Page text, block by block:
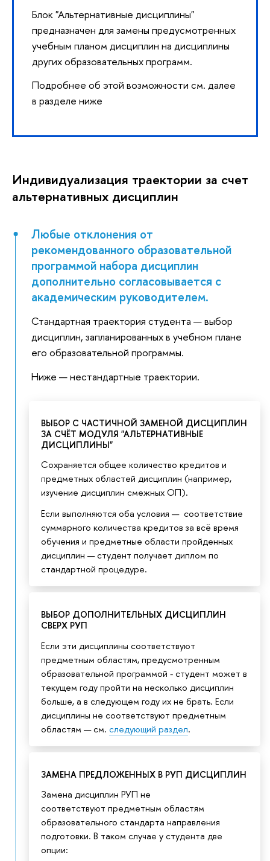
Блок "Альтернативные дисциплины"
предназначен для замены предусмотренных
учебным планом дисциплин на дисциплины
других образовательных программ.
Подробнее об этой возможности см. далее
в разделе ниже
Индивидуализация траектории за счет
альтернативных дисциплин
Любые отклонения от
рекомендованного образовательной
программой набора дисциплин
дополнительно согласовывается с
академическим руководителем.
Стандартная траектория студента — выбор
дисциплин, запланированных в учебном плане
его образовательной программы.
Ниже — нестандартные траектории.
ВЫБОР С ЧАСТИЧНОЙ ЗАМЕНОЙ ДИСЦИПЛИН
ЗА СЧЁТ МОДУЛЯ "АЛЬТЕРНАТИВНЫЕ
ДИСЦИПЛИНЫ"
Сохраняется общее количество кредитов и
предметных областей дисциплин (например,
изучение дисциплин смежных ОП).
Если выполняются оба условия — соответствие
суммарного количества кредитов за всё время
обучения и предметные области пройденных
дисциплин — студент получает диплом по
стандартной процедуре.
ВЫБОР ДОПОЛНИТЕЛЬНЫХ ДИСЦИПЛИН
СВЕРХ РУП
Если эти дисциплины соответствуют
предметным областям, предусмотренным
образовательной программой - студент может в
текущем году пройти на несколько дисциплин
больше, а в следующем году их не брать. Если
дисциплины не соответствуют предметным
областям — см. следующий раздел.
ЗАМЕНА ПРЕДЛОЖЕННЫХ В РУП ДИСЦИПЛИН
Замена дисциплин РУП не
соответствуют предметным областям
образовательного стандарта направления
подготовки. В таком случае у студента две
опции: